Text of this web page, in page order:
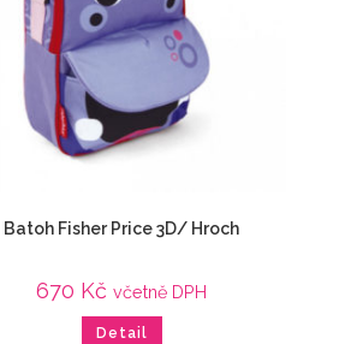
Batoh Fisher Price 3D/ Hroch
670 Kč včetně DPH
Detail